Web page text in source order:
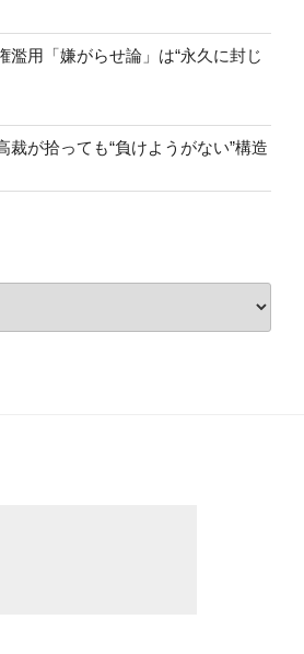
濫用「嫌がらせ論」は“永久に封じ
裁が拾っても“負けようがない”構造